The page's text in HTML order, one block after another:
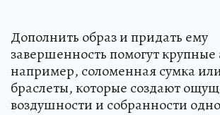
Дополнить образ и придать ему
завершенность помогут крупные
например, соломенная сумка
браслеты, которые создают
воздушности и собранности